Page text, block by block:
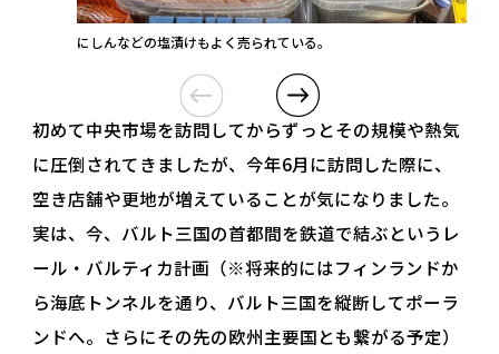
にしんなどの塩漬けもよく売られている。
初めて中央市場を訪問してからずっとその規模や熱気
に圧倒されてきましたが、今年6月に訪問した際に、
空き店舗や更地が増えていることが気になりました。
実は、今、バルト三国の首都間を鉄道で結ぶというレ
ール・バルティカ計画（※将来的にはフィンランドか
ら海底トンネルを通り、バルト三国を縦断してポーラ
ンドへ。さらにその先の欧州主要国とも繋がる予定）